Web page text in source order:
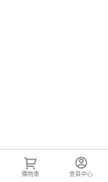
購物車 會員中心